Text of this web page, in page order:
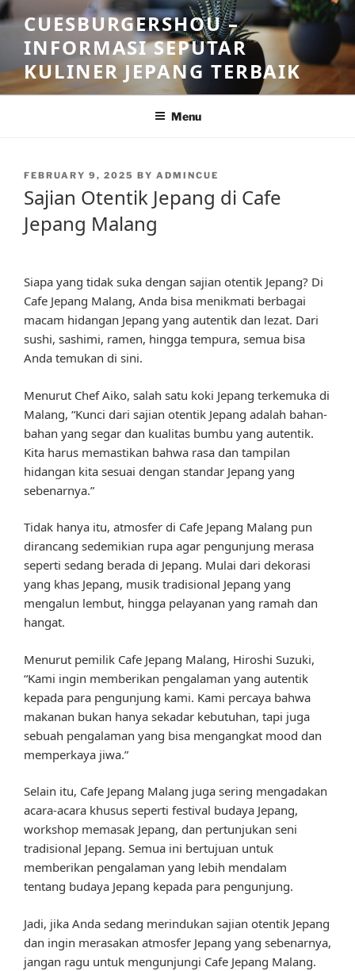
Skip
to
content
CUESBURGERSHOU –
INFORMASI SEPUTAR
KULINER JEPANG TERBAIK
Menu
POSTED
FEBRUARY 9, 2025 BY ADMINCUE
Sajian Otentik Jepang di Cafe
Jepang Malang
Siapa yang tidak suka dengan sajian otentik Jepang? Di
Cafe Jepang Malang, Anda bisa menikmati berbagai
macam hidangan Jepang yang autentik dan lezat. Dari
sushi, sashimi, ramen, hingga tempura, semua bisa
Anda temukan di sini.
Menurut Chef Aiko, salah satu koki Jepang terkemuka di
Malang, “Kunci dari sajian otentik Jepang adalah bahan-
bahan yang segar dan kualitas bumbu yang autentik.
Kita harus memastikan bahwa rasa dan tampilan
hidangan kita sesuai dengan standar Jepang yang
sebenarnya.”
Tidak hanya itu, atmosfer di Cafe Jepang Malang pun
dirancang sedemikian rupa agar pengunjung merasa
seperti sedang berada di Jepang. Mulai dari dekorasi
yang khas Jepang, musik tradisional Jepang yang
mengalun lembut, hingga pelayanan yang ramah dan
hangat.
Menurut pemilik Cafe Jepang Malang, Hiroshi Suzuki,
“Kami ingin memberikan pengalaman yang autentik
kepada para pengunjung kami. Kami percaya bahwa
makanan bukan hanya sekadar kebutuhan, tapi juga
sebuah pengalaman yang bisa mengangkat mood dan
memperkaya jiwa.”
Selain itu, Cafe Jepang Malang juga sering mengadakan
acara-acara khusus seperti festival budaya Jepang,
workshop memasak Jepang, dan pertunjukan seni
tradisional Jepang. Semua ini bertujuan untuk
memberikan pengalaman yang lebih mendalam
tentang budaya Jepang kepada para pengunjung.
Jadi, jika Anda sedang merindukan sajian otentik Jepang
dan ingin merasakan atmosfer Jepang yang sebenarnya,
jangan ragu untuk mengunjungi Cafe Jepang Malang.